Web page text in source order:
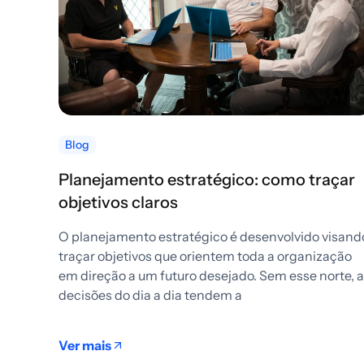
Blog
Planejamento estratégico: como traçar
objetivos claros
O planejamento estratégico é desenvolvido
traçar objetivos que orientem toda a organização
em direção a um futuro desejado. Sem esse norte,
decisões do dia a dia tendem a
Ver mais